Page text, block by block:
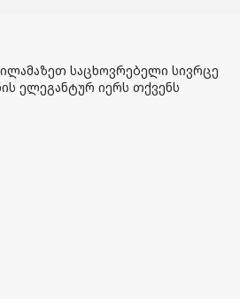
საცხოვრებელი სივრცე
ელეგანტურ იერს თქვენს